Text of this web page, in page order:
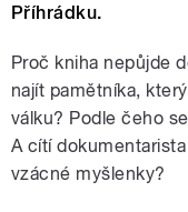
Příhrádku.
Proč kniha nepůjde
najít pamětníka,
válku? Podle čeho
A cítí
vzácné myšlenky?